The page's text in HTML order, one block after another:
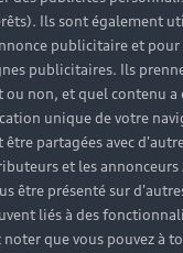
Ils sont également
publicitaire et
publicitaires. Ils
ou non, et quel contenu a
unique de votre
être partagées avec
et les
être présenté sur
liés à des
noter que vous pouvez à